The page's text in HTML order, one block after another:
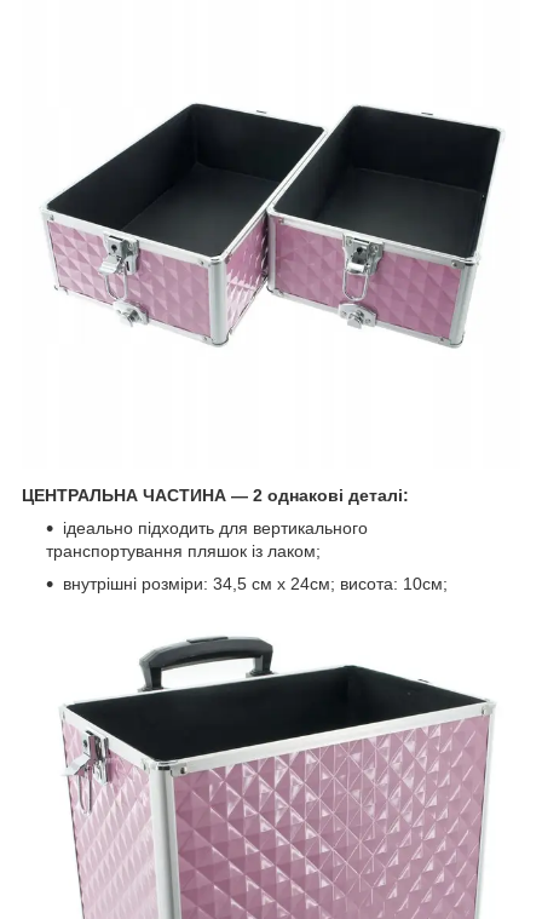
ЦЕНТРАЛЬНА ЧАСТИНА — 2 однакові деталі:
ідеально підходить для вертикального
транспортування пляшок із лаком;
внутрішні розміри: 34,5 см х 24см; висота: 10см;